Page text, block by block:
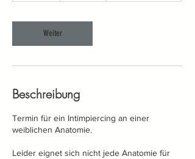
i
n
Weiter
Beschreibung
Termin für ein Intimpiercing an einer
weiblichen Anatomie.
Leider eignet sich nicht jede Anatomie für